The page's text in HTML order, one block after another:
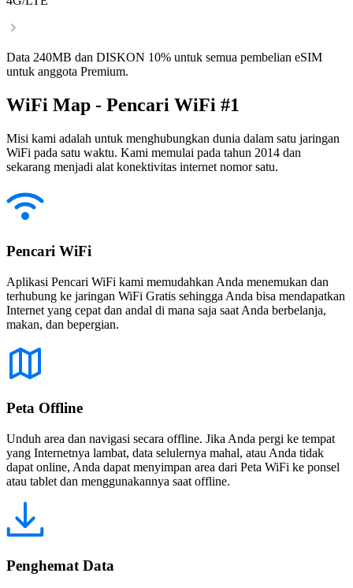
Data 240MB dan DISKON 10% untuk semua pembelian eSIM
untuk anggota Premium.
WiFi Map - Pencari WiFi #1
Misi kami adalah untuk menghubungkan dunia dalam satu jaringan
WiFi pada satu waktu. Kami memulai pada tahun 2014 dan
sekarang menjadi alat konektivitas internet nomor satu.
Pencari WiFi
Aplikasi Pencari WiFi kami memudahkan Anda menemukan dan
terhubung ke jaringan WiFi Gratis sehingga Anda bisa mendapatkan
Internet yang cepat dan andal di mana saja saat Anda berbelanja,
makan, dan bepergian.
Peta Offline
Unduh area dan navigasi secara offline. Jika Anda pergi ke tempat
yang Internetnya lambat, data selulernya mahal, atau Anda tidak
dapat online, Anda dapat menyimpan area dari Peta WiFi ke ponsel
atau tablet dan menggunakannya saat offline.
Penghemat Data